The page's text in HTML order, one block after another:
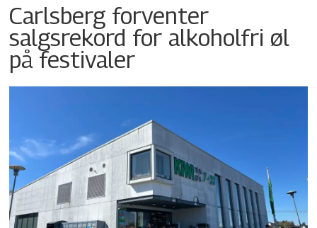
Carlsberg forventer
salgsrekord for alkoholfri øl
på festivaler